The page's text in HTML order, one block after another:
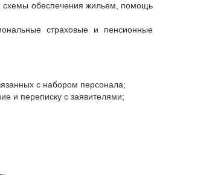
схемы обеспечения жильем, помощь
страховые и пенсионные
с набором персонала;
и переписку с заявителями;